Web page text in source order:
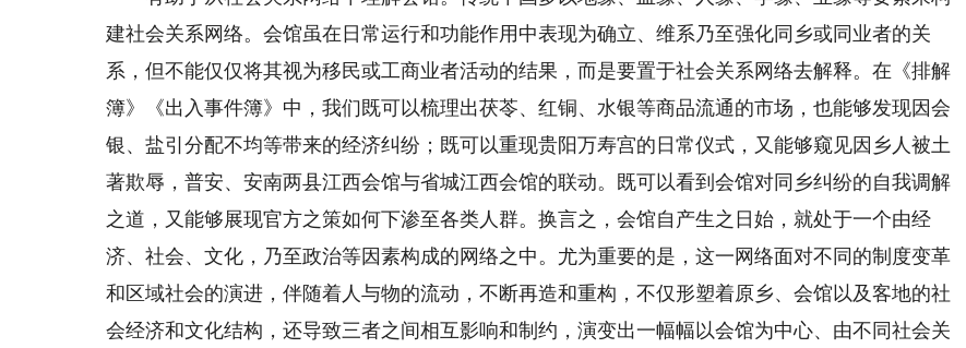
建社会关系网络。会馆虽在日常运行和功能作用中表现为确立、维系乃至强化同乡或同业者的关
系，但不能仅仅将其视为移民或工商业者活动的结果，而是要置于社会关系网络去解释。在《排解
簿》《出入事件簿》中，我们既可以梳理出茯苓、红铜、水银等商品流通的市场，也能够发现因会
银、盐引分配不均等带来的经济纠纷；既可以重现贵阳万寿宫的日常仪式，又能够窥见因乡人被土
著欺辱，普安、安南两县江西会馆与省城江西会馆的联动。既可以看到会馆对同乡纠纷的自我调解
之道，又能够展现官方之策如何下渗至各类人群。换言之，会馆自产生之日始，就处于一个由经
济、社会、文化，乃至政治等因素构成的网络之中。尤为重要的是，这一网络面对不同的制度变革
和区域社会的演进，伴随着人与物的流动，不断再造和重构，不仅形塑着原乡、会馆以及客地的社
会经济和文化结构，还导致三者之间相互影响和制约，演变出一幅幅以会馆为中心、由不同社会关